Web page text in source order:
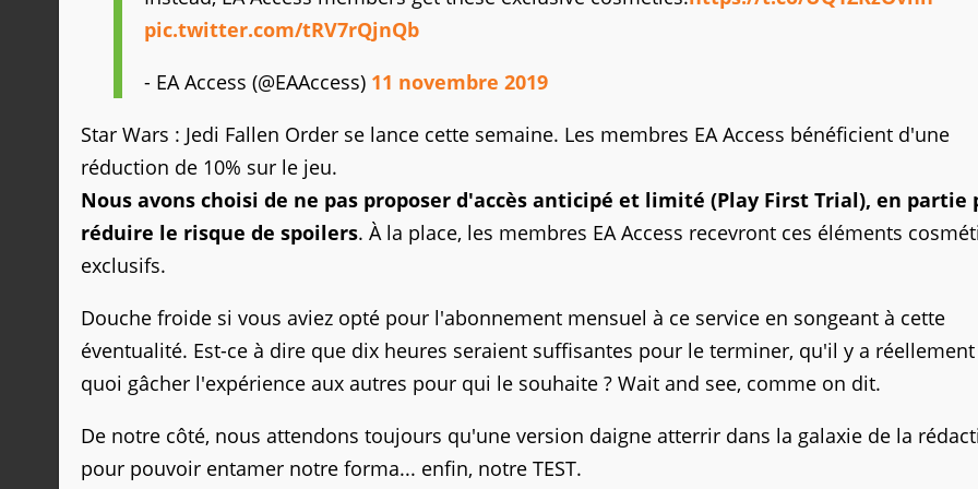
pic.twitter.com/tRV7rQjnQb
- EA Access (@EAAccess) 11 novembre 2019
Star Wars : Jedi Fallen Order se lance cette semaine. Les membres EA Access bénéficient d'une
réduction de 10% sur le jeu.
Nous avons choisi de ne pas proposer d'accès anticipé et limité (Play First Trial), en partie
réduire le risque de spoilers. À la place, les membres EA Access recevront ces éléments
exclusifs.
Douche froide si vous aviez opté pour l'abonnement mensuel à ce service en songeant à cette
éventualité. Est-ce à dire que dix heures seraient suffisantes pour le terminer, qu'il y a
quoi gâcher l'expérience aux autres pour qui le souhaite ? Wait and see, comme on dit.
De notre côté, nous attendons toujours qu'une version daigne atterrir dans la galaxie de la
pour pouvoir entamer notre forma... enfin, notre TEST.